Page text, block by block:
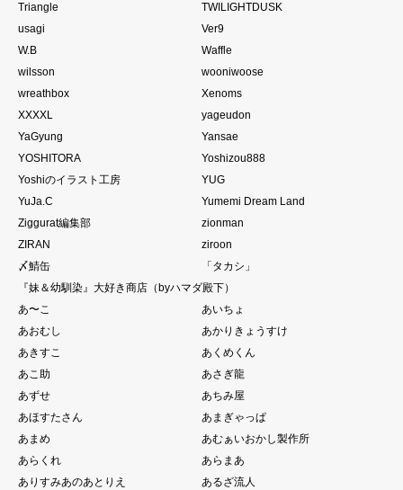
Triangle
TWILIGHTDUSK
usagi
Ver9
W.B
Waffle
wilsson
wooniwoose
wreathbox
Xenoms
XXXXL
yageudon
YaGyung
Yansae
YOSHITORA
Yoshizou888
Yoshiのイラスト工房
YUG
YuJa.C
Yumemi Dream Land
Ziggurat編集部
zionman
ZIRAN
ziroon
〆鯖缶
「タカシ」
『妹＆幼馴染』大好き商店（byハマダ殿下）
あ〜こ
あいちょ
あおむし
あかりきょうすけ
あきすこ
あくめくん
あこ助
あさぎ龍
あずせ
あちみ屋
あほすたさん
あまぎゃっぱ
あまめ
あむぁいおかし製作所
あらくれ
あらまあ
ありすみあのあとりえ
あるざ流人